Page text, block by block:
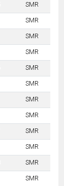
SMR
SMR
SMR
SMR
SMR
SMR
SMR
SMR
SMR
SMR
SMR
SMR